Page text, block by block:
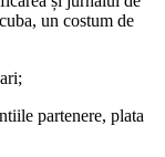
un costum de
partenere, plata